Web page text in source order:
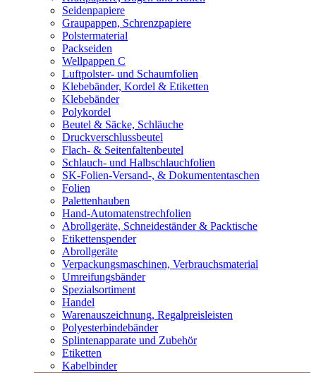
Seidenpapiere
Graupappen, Schrenzpapiere
Polstermaterial
Packseiden
Wellpappen C
Luftpolster- und Schaumfolien
Klebebänder, Kordel & Etiketten
Klebebänder
Polykordel
Beutel & Säcke, Schläuche
Druckverschlussbeutel
Flach- & Seitenfaltenbeutel
Schlauch- und Halbschlauchfolien
SK-Folien-Versand-, & Dokumententaschen
Folien
Palettenhauben
Hand-Automatenstrechfolien
Abrollgeräte, Schneideständer & Packtische
Etikettenspender
Abrollgeräte
Verpackungsmaschinen, Verbrauchsmaterial
Umreifungsbänder
Spezialsortiment
Handel
Warenauszeichnung, Regalpreisleisten
Polyesterbindebänder
Splintenapparate und Zubehör
Etiketten
Kabelbinder